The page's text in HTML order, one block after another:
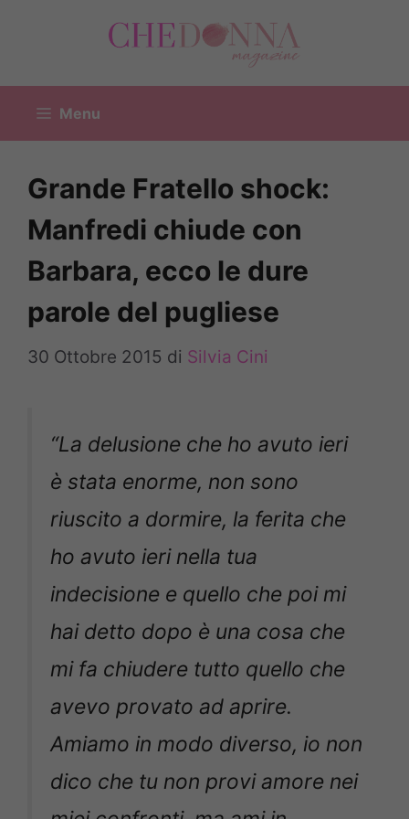
Menu
Grande Fratello shock:
Manfredi chiude con
Barbara, ecco le dure
parole del pugliese
30 Ottobre 2015 di Silvia Cini
“La delusione che ho avuto ieri
è stata enorme, non sono
riuscito a dormire, la ferita che
ho avuto ieri nella tua
indecisione e quello che poi mi
hai detto dopo è una cosa che
mi fa chiudere tutto quello che
avevo provato ad aprire.
Amiamo in modo diverso, io non
dico che tu non provi amore nei